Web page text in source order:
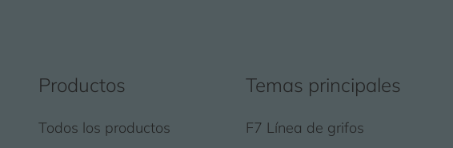
Productos
Todos los productos
Temas principales
F7 Línea de grifos